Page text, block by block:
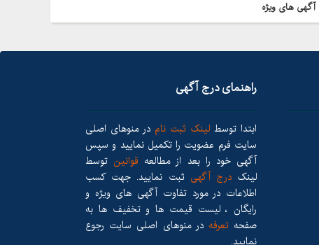
آگهی های ویژه
راهنمای درج آگهی
ابتدا توسط لینک ثبت نام در منوهای اصلی
سایت فرم عضویت را تکمیل نمایید و سپس
آگهی خود را بعد از مطالعه قوانین توسط
لینکدرج آگهی ثبت نمایید. جهت کسب
اطلاعات در مورد تفاوت آگهی های ویژه و
رایگان ، لیست قیمت ها و تخفیف ها به
صفحه تعرفهدر منوهای اصلی سایت رجوع
نمایید.